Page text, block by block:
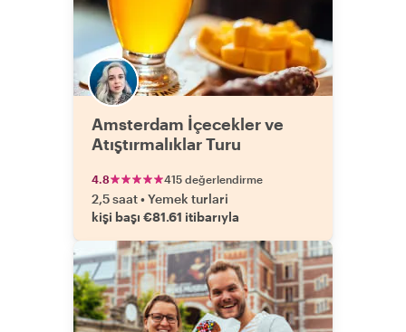
Amsterdam İçecekler ve
Atıştırmalıklar Turu
4.8 415 değerlendirme
2,5 saat•Yemek turlari
kişi başı €81.61 itibarıyla